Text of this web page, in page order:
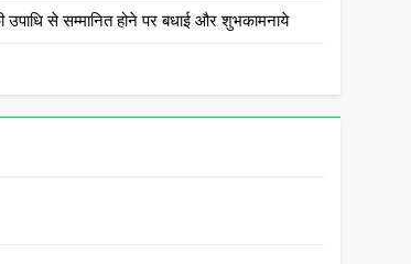
से सम्मानित होने पर बधाई और शुभकामनाये